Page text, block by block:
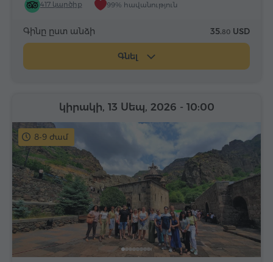
417 կարծիք 99% հավանություն
Գինը ըստ անձի 35.80 USD
Գնել
8-9 ժամ
կիրակի, 13 Սեպ, 2026 - 10:00